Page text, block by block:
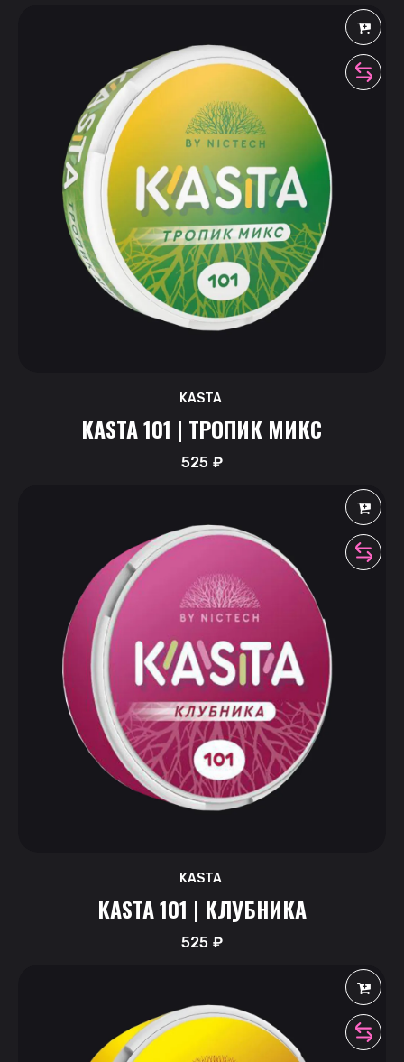
KASTA
KASTA 101 | ТРОПИК МИКС
525₽
KASTA
KASTA 101 | КЛУБНИКА
525₽